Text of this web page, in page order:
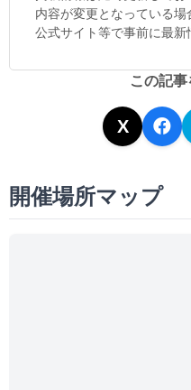
内容が変更となっている場
公式サイト等で事前に最新
この記
X
開催場所マップ